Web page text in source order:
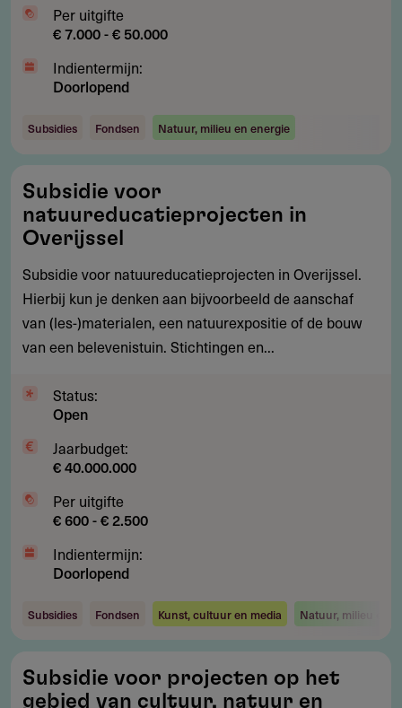
Per uitgifte
€ 7.000 - € 50.000
Indientermijn:
Doorlopend
Subsidies Fondsen Natuur, milieu en energie
voor
natuureducatieprojecten
in
Overijssel
Subsidie voor
natuureducatieprojecten in
Overijssel
Subsidie voor natuureducatieprojecten in Overijssel.
Hierbij kun je denken aan bijvoorbeeld de aanschaf
van (les-)materialen, een natuurexpositie of de bouw
van een belevenistuin. Stichtingen en...
Status:
Open
Jaarbudget:
€ 40.000.000
Per uitgifte
€ 600 - € 2.500
Indientermijn:
Doorlopend
Subsidies Fondsen Kunst, cultuur en media Natuur, milieu en
voor
Subsidie voor projecten op het
gebied van cultuur, natuur en